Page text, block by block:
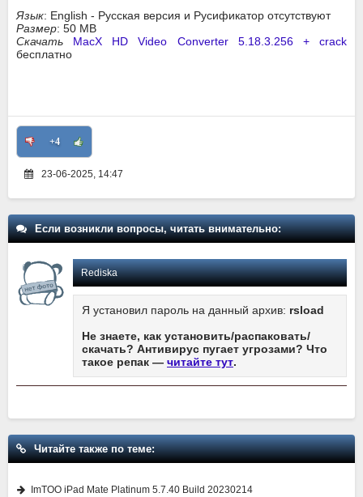
Язык: English - Русская версия и Русификатор отсутствуют
Размер: 50 MB
Скачать MacX HD Video Converter 5.18.3.256 + crack
бесплатно
+4
23-06-2025, 14:47
Если возникли вопросы, читать внимательно:
Rediska
Я установил пароль на данный архив: rsload
Не знаете, как установить/распаковать/
скачать? Антивирус пугает угрозами? Что
такое репак — читайте тут.
Читайте также по теме:
ImTOO iPad Mate Platinum 5.7.40 Build 20230214